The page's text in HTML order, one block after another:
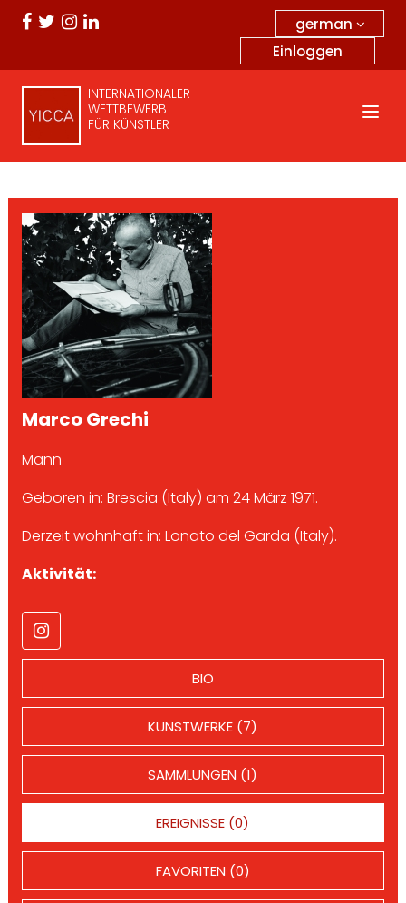
german
Einloggen
INTERNATIONALER
WETTBEWERB
FÜR KÜNSTLER
Marco Grechi
Mann
Geboren in: Brescia (Italy) am 24 März 1971.
Derzeit wohnhaft in: Lonato del Garda (Italy).
Aktivität:
BIO
KUNSTWERKE (7)
SAMMLUNGEN (1)
EREIGNISSE (0)
FAVORITEN (0)